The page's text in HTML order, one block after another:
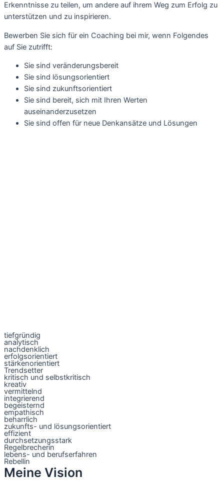
Erkenntnisse zu teilen, um andere auf ihrem Weg zum Erfolg zu
unterstützen und zu inspirieren.
Bewerben Sie sich für ein Coaching bei mir, wenn Folgendes
auf Sie zutrifft:
Sie sind veränderungsbereit
Sie sind lösungsorientiert
Sie sind zukunftsorientiert
Sie sind bereit, sich mit Ihren Werten
auseinanderzusetzen
Sie sind offen für neue Denkansätze und Lösungen
tiefgründig
analytisch
nachdenklich
erfolgsorientiert
stärkenorientiert
Trendsetter
kritisch und selbstkritisch
kreativ
vermittelnd
integrierend
begeisternd
empathisch
beharrlich
zukunfts- und lösungsorientiert
effizient
durchsetzungsstark
Regelbrecherin
lebens- und berufserfahren
Rebellin
Meine Vision